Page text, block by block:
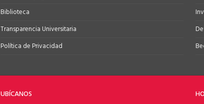
Biblioteca
Transparencia Universitaria
Política de Privacidad
UBÍCANOS